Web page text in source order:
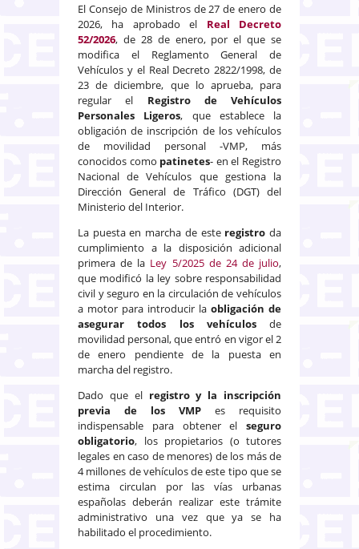
El Consejo de Ministros de 27 de enero de
2026, ha aprobado el Real Decreto
52/2026, de 28 de enero, por el que se
modifica el Reglamento General de
Vehículos y el Real Decreto 2822/1998, de
23 de diciembre, que lo aprueba, para
regular el Registro de Vehículos
Personales Ligeros, que establece la
obligación de inscripción de los vehículos
de movilidad personal -VMP, más
conocidos como patinetes- en el Registro
Nacional de Vehículos que gestiona la
Dirección General de Tráfico (DGT) del
Ministerio del Interior.
La puesta en marcha de este registro da
cumplimiento a la disposición adicional
primera de la Ley 5/2025 de 24 de julio,
que modificó la ley sobre responsabilidad
civil y seguro en la circulación de vehículos
a motor para introducir la obligación de
asegurar todos los vehículosde
movilidad personal, que entró en vigor el 2
de enero pendiente de la puesta en
marcha del registro.
Dado que el registro y la inscripción
previa de los VMP es requisito
indispensable para obtener el seguro
obligatorio, los propietarios (o tutores
legales en caso de menores) de los más de
4 millones de vehículos de este tipo que se
estima circulan por las vías urbanas
españolas deberán realizar este trámite
administrativo una vez que ya se ha
habilitado el procedimiento.